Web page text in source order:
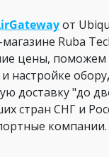
от
Ruba
цены, поможем
настройке
доставку "до
стран СНГ и
компании.